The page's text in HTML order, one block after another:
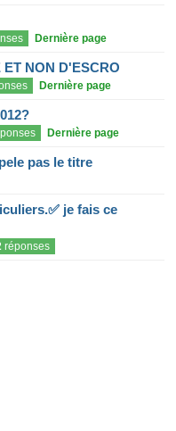
Dernière page
NON D'ESCRO
Dernière page
Dernière page
pas le titre
je fais ce
réponses